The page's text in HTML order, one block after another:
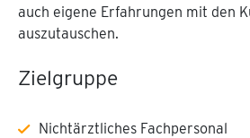
auch eigene Erfahrungen mit den
auszutauschen.
Zielgruppe
Nichtärztliches Fachpersonal